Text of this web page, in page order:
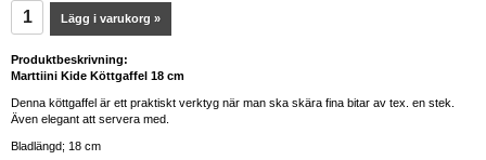
Lägg i varukorg »
Produktbeskrivning:
Marttiini Kide Köttgaffel 18 cm
Denna köttgaffel är ett praktiskt verktyg när man ska skära fina bitar av tex. en stek.
Även elegant att servera med.
Bladlängd; 18 cm